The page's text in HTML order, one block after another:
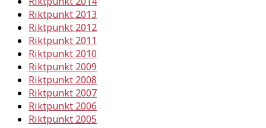
Riktpunkt 2013
Riktpunkt 2012
Riktpunkt 2011
Riktpunkt 2010
Riktpunkt 2009
Riktpunkt 2008
Riktpunkt 2007
Riktpunkt 2006
Riktpunkt 2005